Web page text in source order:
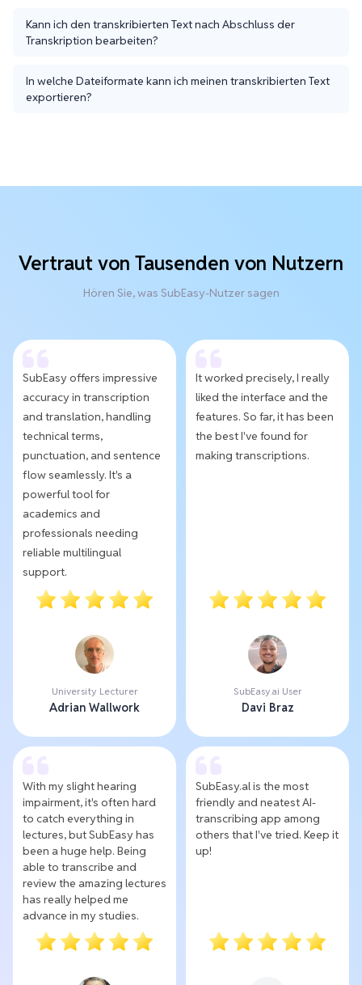
Kann ich den transkribierten Text nach Abschluss der
Transkription bearbeiten?
In welche Dateiformate kann ich meinen transkribierten Text
exportieren?
Vertraut von Tausenden von Nutzern
Hören Sie, was SubEasy-Nutzer sagen
SubEasy offers impressive
accuracy in transcription
and translation, handling
technical terms,
punctuation, and sentence
flow seamlessly. It's a
powerful tool for
academics and
professionals needing
reliable multilingual
support.
University Lecturer
Adrian Wallwork
It worked precisely, I really
liked the interface and the
features. So far, it has been
the best I've found for
making transcriptions.
SubEasy.ai User
Davi Braz
With my slight hearing
impairment, it's often hard
to catch everything in
lectures, but SubEasy has
been a huge help. Being
able to transcribe and
review the amazing lectures
has really helped me
advance in my studies.
SubEasy.al is the most
friendly and neatest AI-
transcribing app among
others that I've tried. Keep it
up!